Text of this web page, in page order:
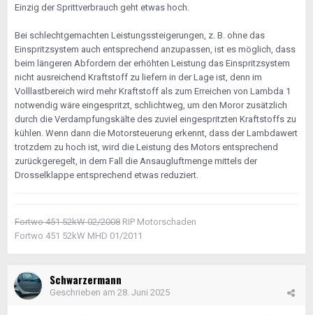
Einzig der Sprittverbrauch geht etwas hoch.
Bei schlechtgemachten Leistungssteigerungen, z. B. ohne das
Einspritzsystem auch entsprechend anzupassen, ist es möglich, dass
beim längeren Abfordern der erhöhten Leistung das Einspritzsystem
nicht ausreichend Kraftstoff zu liefern in der Lage ist, denn im
Volllastbereich wird mehr Kraftstoff als zum Erreichen von Lambda 1
notwendig wäre eingespritzt, schlichtweg, um den Moror zusätzlich
durch die Verdampfungskälte des zuviel eingespritzten Kraftstoffs zu
kühlen. Wenn dann die Motorsteuerung erkennt, dass der Lambdawert
trotzdem zu hoch ist, wird die Leistung des Motors entsprechend
zurückgeregelt, in dem Fall die Ansaugluftmenge mittels der
Drosselklappe entsprechend etwas reduziert.
Fortwo 451 52kW 02/2008 RIP Motorschaden
Fortwo 451 52kW MHD 01/2011
Schwarzermann
Geschrieben am 28. Juni 2025